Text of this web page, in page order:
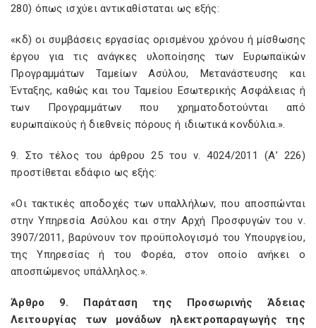
280) όπως ισχύει αντικαθίσταται ως εξής:
«κδ) οι συμβάσεις εργασίας ορισμένου χρόνου ή μίσθωσης
έργου για τις ανάγκες υλοποίησης των Ευρωπαϊκών
Προγραμμάτων Ταμείων Ασύλου, Μετανάστευσης και
Ένταξης, καθώς και του Ταμείου Εσωτερικής Ασφάλειας ή
των Προγραμμάτων που χρηματοδοτούνται από
ευρωπαϊκούς ή διεθνείς πόρους ή ιδιωτικά κονδύλια.».
9. Στο τέλος του άρθρου 25 του ν. 4024/2011 (Α’ 226)
προστίθεται εδάφιο ως εξής:
«Οι τακτικές αποδοχές των υπαλλήλων, που αποσπώνται
στην Υπηρεσία Ασύλου και στην Αρχή Προσφυγών του ν.
3907/2011, βαρύνουν τον προϋπολογισμό του Υπουργείου,
της Υπηρεσίας ή του Φορέα, στον οποίο ανήκει ο
αποσπώμενος υπάλληλος.».
Άρθρο 9. Παράταση της Προσωρινής Άδειας
Λειτουργίας των μονάδων ηλεκτροπαραγωγής της